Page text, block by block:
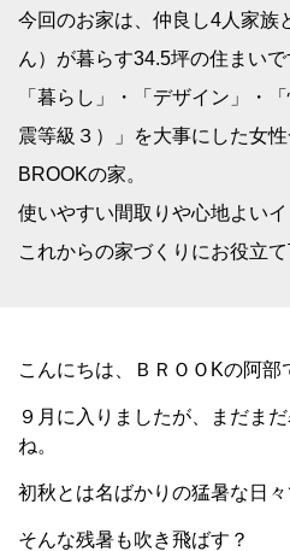
今回のお家は、仲良し4人家族
ん）が暮らす34.5坪の住まいで
「暮らし」・「デザイン」・
震等級３）」を大事にした女
BROOKの家。
使いやすい間取りや心地よい
これからの家づくりにお役立て
こんにちは、ＢＲＯＯKの阿部
９月に入りましたが、まだま
ね。
初秋とは名ばかりの猛暑な日々
そんな残暑も吹き飛ばす？